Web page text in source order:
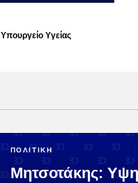
Υπουργείο Υγείας
ΠΟΛΙΤΙΚΗ
Μητσοτάκης: